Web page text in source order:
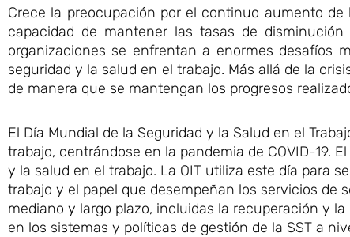
Crece la preocupación por el continuo aumento
capacidad de mantener las tasas de
organizaciones se enfrentan a enormes desafíos
seguridad y la salud en el trabajo. Más allá de la
de manera que se mantengan los progresos
El Día Mundial de la Seguridad y la Salud en el
trabajo, centrándose en la pandemia de COVID-19.
y la salud en el trabajo. La OIT utiliza este día para
trabajo y el papel que desempeñan los servicios de
mediano y largo plazo, incluidas la recuperación y
en los sistemas y políticas de gestión de la SST a